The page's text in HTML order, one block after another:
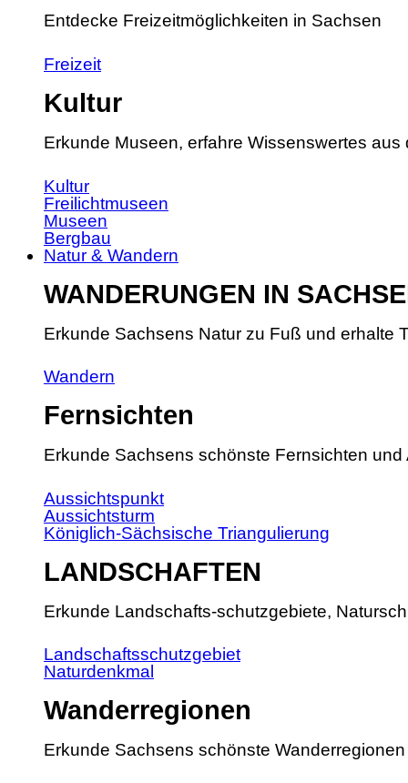
Entdecke Freizeitmöglichkeiten in Sachsen
Freizeit
Kultur
Erkunde Museen, erfahre Wissenswertes
Kultur
Freilichtmuseen
Museen
Bergbau
Natur & Wandern
WANDERUNGEN IN
Erkunde Sachsens Natur zu Fuß und erhalte
Wandern
Fernsichten
Erkunde Sachsens schönste Fernsichten und
Aussichtspunkt
Aussichtsturm
Königlich-Sächsische Triangulierung
LANDSCHAFTEN
Erkunde Landschafts-schutzgebiete,
Landschaftsschutzgebiet
Naturdenkmal
Wanderregionen
Erkunde Sachsens schönste Wanderregionen